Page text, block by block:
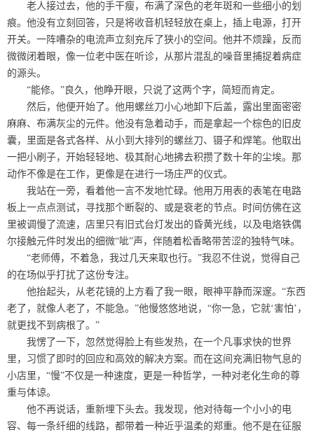
老人接过去，他的手干瘦，布满了深色的老年斑和一些细小的划
痕。他没有立刻回答，只是将收音机轻轻放在桌上，插上电源，打开
开关。一阵嘈杂的电流声立刻充斥了狭小的空间。他并不烦躁，反而
微微闭着眼，像一位老中医在听诊，从那片混乱的噪音里捕捉着病症
的源头。
“能修。”良久，他睁开眼，只说了这两个字，简短而肯定。
然后，他便开始了。他用螺丝刀小心地卸下后盖，露出里面密密
麻麻、布满灰尘的元件。他没有急着动手，而是拿起一个棕色的旧皮
囊，里面是各式各样、从小到大排列的螺丝刀、镊子和焊笔。他取出
一把小刷子，开始轻轻地、极其耐心地拂去积攒了数十年的尘埃。那
动作不像是在工作，更像是在进行一场庄严的仪式。
我站在一旁，看着他一言不发地忙碌。他用万用表的表笔在电路
板上一点点测试，寻找那个断裂的、或是衰老的节点。时间仿佛在这
里被调慢了流速，店里只有旧式台灯发出的昏黄光线，以及电烙铁偶
尔接触元件时发出的细微“呲”声，伴随着松香略带苦涩的独特气味。
“老师傅，不着急，我过几天来取也行。”我忍不住说，觉得自己
的在场似乎打扰了这份专注。
他抬起头，从老花镜的上方看了我一眼，眼神平静而深邃。“东西
老了，就像人老了，不能急。”他慢悠悠地说，“你一急，它就‘害怕’，
就更找不到病根了。”
我愣了一下，忽然觉得脸上有些发热，在一个凡事求快的世界
里，习惯了即时的回应和高效的解决方案。而在这间充满旧物气息的
小店里，“慢”不仅是一种速度，更是一种哲学，一种对老化生命的尊
重与体谅。
他不再说话，重新埋下头去。我发现，他对待每一个小小的电
容、每一条纤细的线路，都带着一种近乎温柔的郑重。他不是在征服